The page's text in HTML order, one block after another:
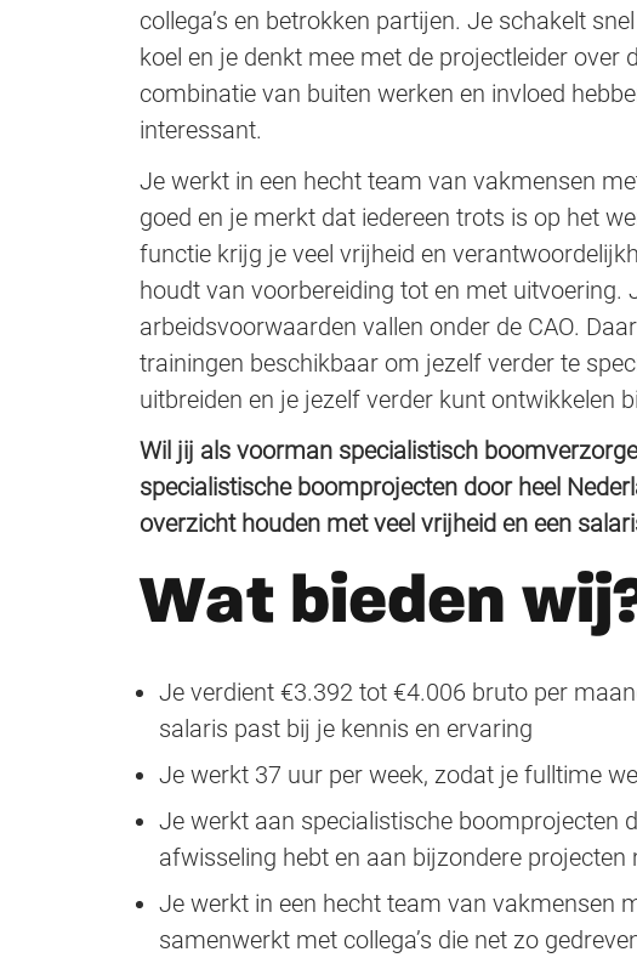
collega’s en betrokken partijen. Je schakelt
koel en je denkt mee met de projectleider over
combinatie van buiten werken en invloed
interessant.
Je werkt in een hecht team van vakmensen
goed en je merkt dat iedereen trots is op het
functie krijg je veel vrijheid en
houdt van voorbereiding tot en met uitvoering.
arbeidsvoorwaarden vallen onder de CAO.
trainingen beschikbaar om jezelf verder te
uitbreiden en je jezelf verder kunt ontwikkelen
Wil jij als voorman specialistisch
specialistische boomprojecten door heel
overzicht houden met veel vrijheid en een
Wat bieden
Je verdient €3.392 tot €4.006 bruto per
salaris past bij je kennis en ervaring
Je werkt 37 uur per week, zodat je fulltime
Je werkt aan specialistische boomprojecten
afwisseling hebt en aan bijzondere projecten
Je werkt in een hecht team van vakmensen
samenwerkt met collega’s die net zo